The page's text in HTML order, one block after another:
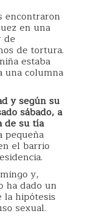
encontraron
en una
de
de tortura.
estaba
una columna
y según su
sábado, a
de su tía
pequeña
el barrio
y,
ha dado un
hipótesis
sexual.